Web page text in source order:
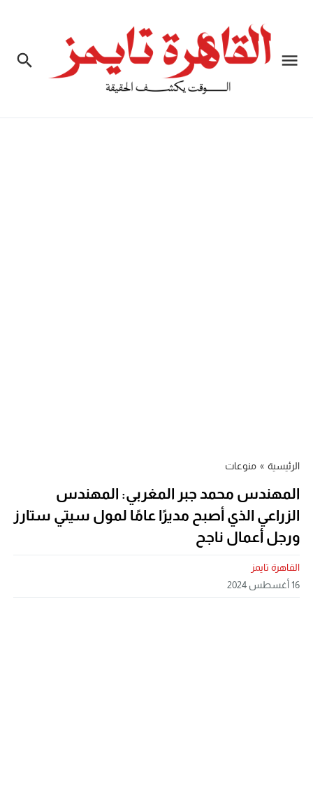
الرئيسية » منوعات
المهندس محمد جبر المغربي: المهندس
الزراعي الذي أصبح مديرًا عامًا لمول سيتي ستارز
ورجل أعمال ناجح
القاهرة تايمز
16 أغسطس 2024